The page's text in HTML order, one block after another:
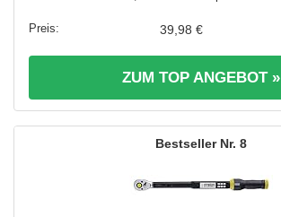
39,98 €
ZUM TOP ANGEBOT »
8